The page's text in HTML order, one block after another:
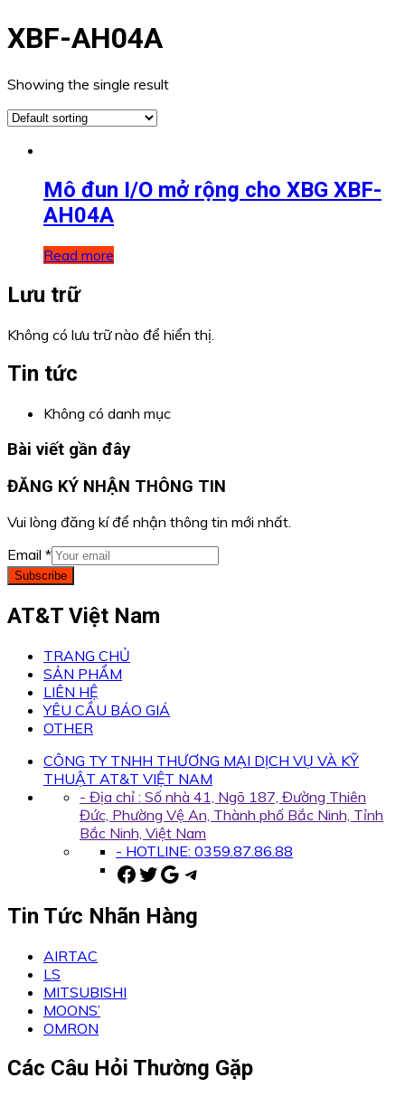
XBF-AH04A
Showing the single result
Mô đun I/O mở rộng cho XBG XBF-
AH04A
Read more
Lưu trữ
Không có lưu trữ nào để hiển thị.
Tin tức
Không có danh mục
Bài viết gần đây
ĐĂNG KÝ NHẬN THÔNG TIN
Vui lòng đăng kí để nhận thông tin mới nhất.
Email *
Subscribe
AT&T Việt Nam
TRANG CHỦ
SẢN PHẨM
LIÊN HỆ
YÊU CẦU BÁO GIÁ
OTHER
CÔNG TY TNHH THƯƠNG MẠI DỊCH VỤ VÀ KỸ
THUẬT AT&T VIỆT NAM
- Địa chỉ : Số nhà 41, Ngõ 187, Đường Thiên
Đức, Phường Vệ An, Thành phố Bắc Ninh, Tỉnh
Bắc Ninh, Việt Nam
- HOTLINE: 0359.87.86.88
Facebook
Twitter
Google
Telegram
Tin Tức Nhãn Hàng
AIRTAC
LS
MITSUBISHI
MOONS’
OMRON
Các Câu Hỏi Thường Gặp